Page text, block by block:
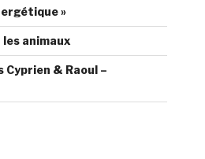
»
animaux
Cyprien & Raoul –